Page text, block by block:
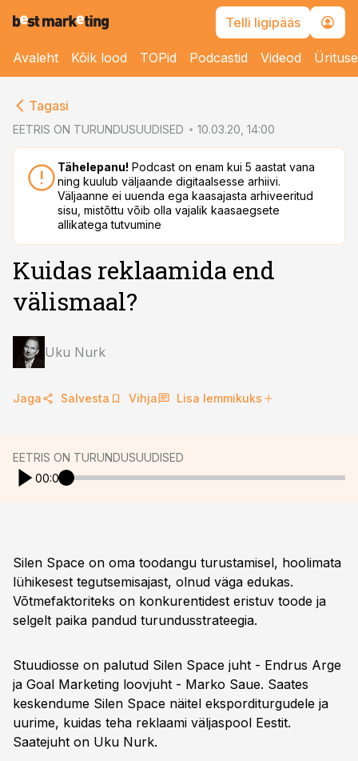
Telli ligipääs
Avaleht Kõik lood TOPid Podcastid Videod
Tagasi
EETRIS ON TURUNDUSUUDISED 10.03.20, 14:00
Tähelepanu! Podcast on enam kui 5 aastat vana
ning kuulub väljaande digitaalsesse arhiivi.
Väljaanne ei uuenda ega kaasajasta arhiveeritud
sisu, mistõttu võib olla vajalik kaasaegsete
allikatega tutvumine
Kuidas reklaamida end
välismaal?
Uku Nurk
Jaga Salvesta Vihja Lisa lemmikuks
EETRIS ON TURUNDUSUUDISED
00:00
Silen Space on oma toodangu turustamisel, hoolimata
lühikesest tegutsemisajast, olnud väga edukas.
Võtmefaktoriteks on konkurentidest eristuv toode ja
selgelt paika pandud turundusstrateegia.
Stuudiosse on palutud Silen Space juht - Endrus Arge
ja Goal Marketing loovjuht - Marko Saue. Saates
keskendume Silen Space näitel eksporditurgudele ja
uurime, kuidas teha reklaami väljaspool Eestit.
Saatejuht on Uku Nurk.